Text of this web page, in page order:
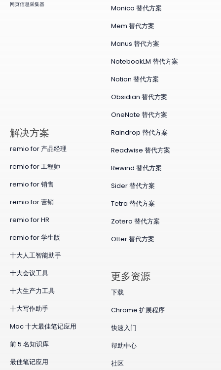
网页信息采集器
Monica 替代方案
Mem 替代方案
Manus 替代方案
NotebookLM 替代方案
Notion 替代方案
Obsidian 替代方案
OneNote 替代方案
Raindrop 替代方案
Readwise 替代方案
Rewind 替代方案
Sider 替代方案
Tetra 替代方案
Zotero 替代方案
Otter 替代方案
​解决方案
remio for 产品经理
remio for 工程师
remio for 销售
remio for 营销
remio for HR
remio for 学生版
十大人工智能助手
十大会议工具
十大生产力工具
十大写作助手
Mac 十大最佳笔记应用
前 5 名知识库
最佳笔记应用
更多资源
下载
Chrome 扩展程序
快速入门
帮助中心
社区